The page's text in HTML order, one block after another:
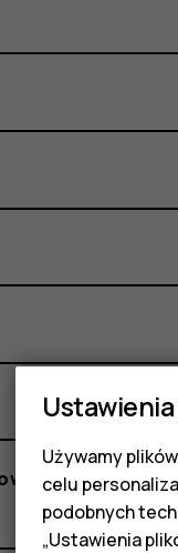
i kopie
Używamy
celu
podobnych
„Ustawienia